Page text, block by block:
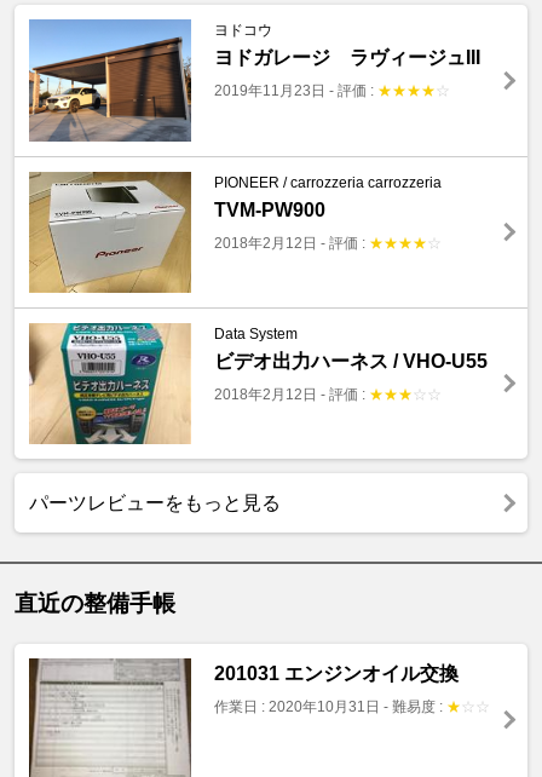
ヨドコウ
ヨドガレージ ラヴィージュIII
2019年11月23日 - 評価 : ★★★★ ☆
PIONEER / carrozzeria carrozzeria
TVM-PW900
2018年2月12日 - 評価 : ★★★★ ☆
Data System
ビデオ出力ハーネス / VHO-U55
2018年2月12日 - 評価 : ★★★ ☆ ☆
パーツレビューをもっと見る
直近の整備手帳
201031 エンジンオイル交換
作業日 : 2020年10月31日 - 難易度 : ★ ☆ ☆